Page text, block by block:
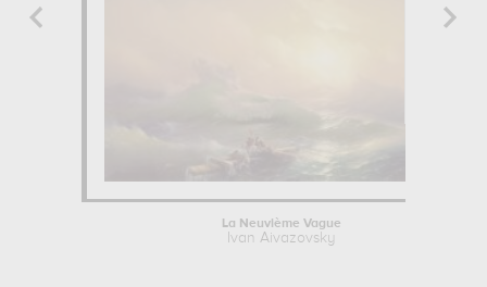
La Neuvième Vague
Ivan Aivazovsky